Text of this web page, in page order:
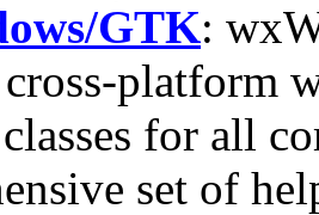
GTK:
platform
for all
set of